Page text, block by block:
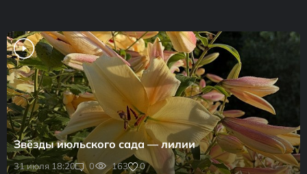
31 июля 18:20 0 163 0
Звёзды июльского сада — лилии